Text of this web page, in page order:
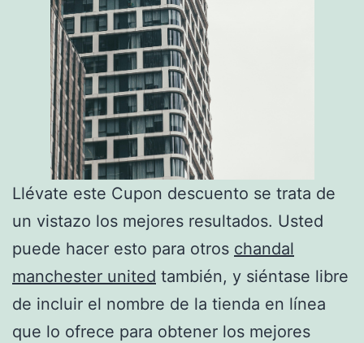
Llévate este Cupon descuento se trata de
un vistazo los mejores resultados. Usted
puede hacer esto para otros chandal
manchester united también, y siéntase libre
de incluir el nombre de la tienda en línea
que lo ofrece para obtener los mejores